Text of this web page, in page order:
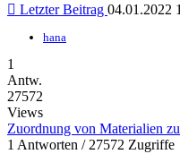
Letzter Beitrag 04.01.2022
hana
1
Antw.
27572
Views
Zuordnung von Materialien
1 Antworten / 27572 Zugriffe